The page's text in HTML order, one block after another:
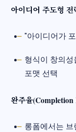
아이디어 주도형 전
"아이디어가
형식이 창의
포맷 선택
완주율(Completion
롱폼에서는